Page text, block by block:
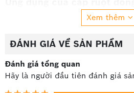
Dùng cho máy ép cọc, máy
Dùng làm dây nguồn cho
Dùng cho các công trường
cầu cảng.
Xem thêm
ĐÁNH GIÁ VỀ SẢN PHẨM
Đánh giá tổng quan
Hãy là người đầu tiên đánh giá